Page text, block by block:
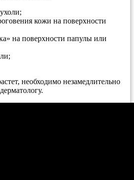
кожи на поверхности
на поверхности папулы или
необходимо незамедлительно